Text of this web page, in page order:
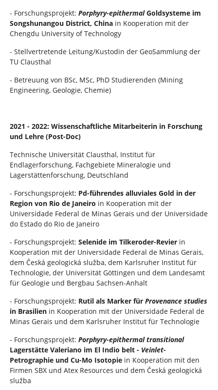
- Forschungsprojekt: Porphyry-epithermalGoldsysteme im
Songshunangou District, China in Kooperation mit der
Chengdu University of Technology
- Stellvertretende Leitung/Kustodin der GeoSammlung der
TU Clausthal
- Betreuung von BSc, MSc, PhD Studierenden (Mining
Engineering, Geologie, Chemie)
2021 - 2022: Wissenschaftliche Mitarbeiterin in Forschung
und Lehre (Post-Doc)
Technische Universität Clausthal, Institut für
Endlagerforschung, Fachgebiete Mineralogie und
Lagerstättenforschung, Deutschland
- Forschungsprojekt: Pd-führendes alluviales Gold in der
Region von Rio de Janeiro in Kooperation mit der
Universidade Federal de Minas Gerais und der Universidade
do Estado do Rio de Janeiro
- Forschungsprojekt: Selenide im Tilkeroder-Revier in
Kooperation mit der Universidade Federal de Minas Gerais,
dem Česká geologická služba, dem Karlsruher Institut für
Technologie, der Universität Göttingen und dem Landesamt
für Geologie und Bergbau Sachsen-Anhalt
- Forschungsprojekt: Rutil als Marker für Provenance studies
in Brasilien in Kooperation mit der Universidade Federal de
Minas Gerais und dem Karlsruher Institut für Technologie
- Forschungsprojekt: Porphyry-epithermal transitional
Lagerstätte Valeriano im El Indio belt - Veinlet-
Petrographie und Cu-Mo Isotopie in Kooperation mit den
Firmen SBX und Atex Resources und dem Česká geologická
služba